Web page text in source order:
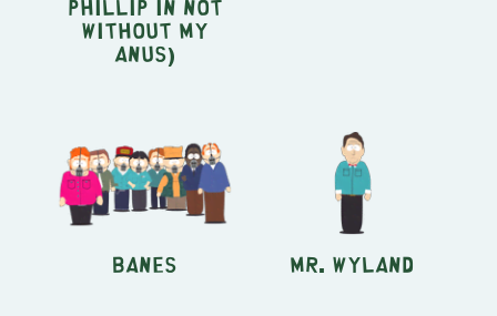
Phillip in Not
Without My
Anus)
Banes Mr. Wyland